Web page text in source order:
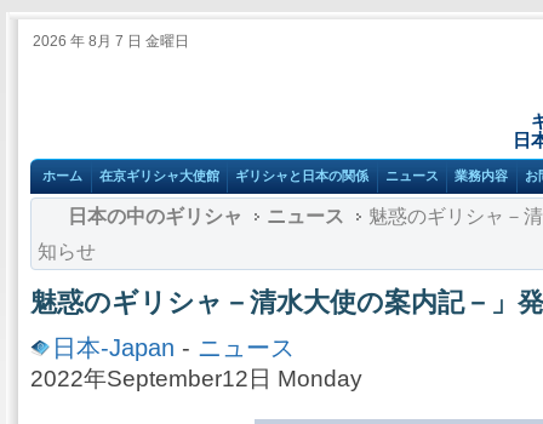
2026 年 8月 7 日 金曜日
日
ホーム 在京ギリシャ大使館 ギリシャと日本の関係 ニュース 業務内容 お
日本の中のギリシャ ニュース
魅惑のギリシャ－
知らせ
魅惑のギリシャ－清水大使の案内記－」
日本-Japan - ニュース
2022年September12日 Monday